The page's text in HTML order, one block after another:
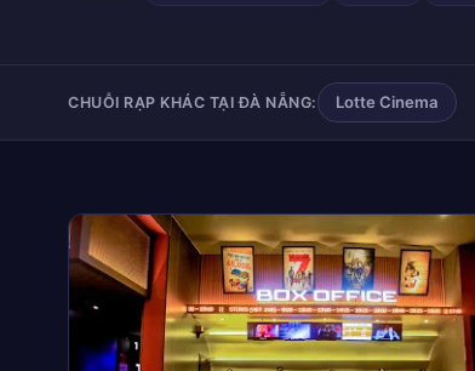
CHUỖI RẠP KHÁC TẠI ĐÀ NẴNG: Lotte Cinema